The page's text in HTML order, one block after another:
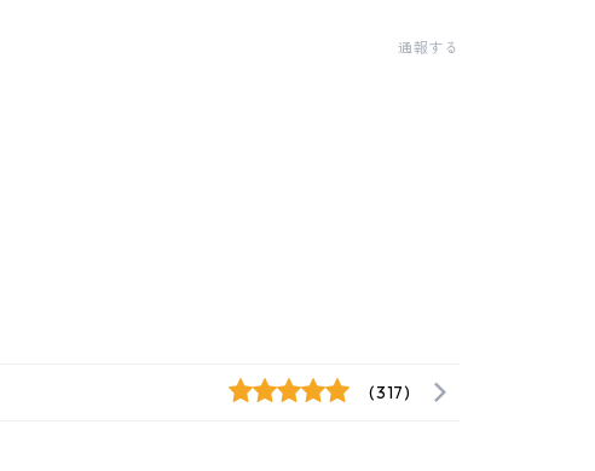
通報する
(317)